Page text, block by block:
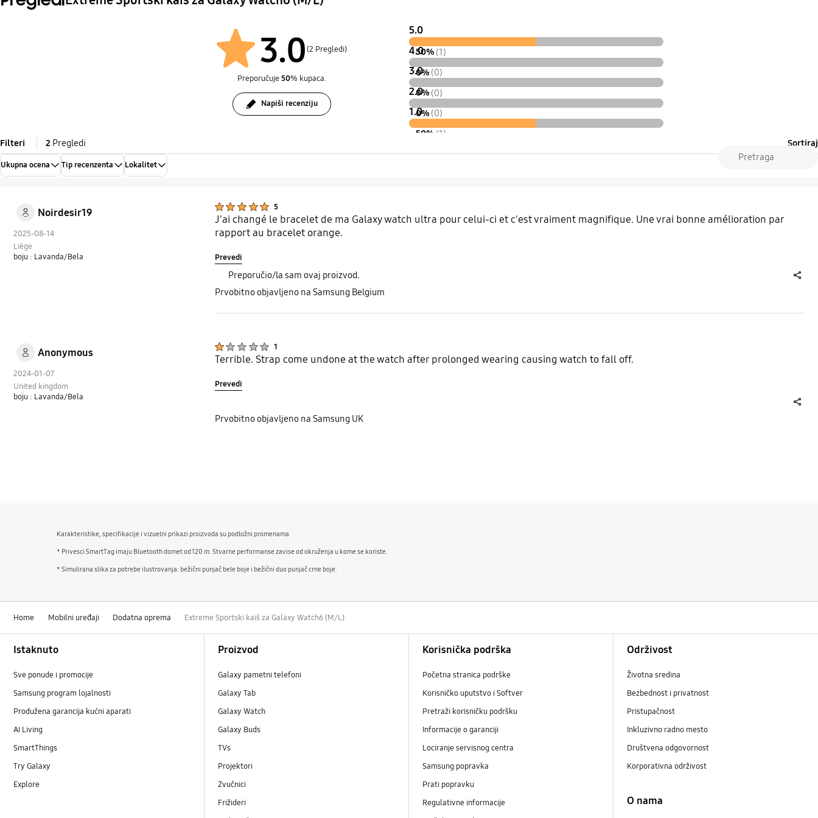
3.0(2 Pregledi)
Preporučuje50% kupaca.
Napiši recenziju
5.0
50% (1)
4.0
0% (0)
3.0
0% (0)
2.0
0% (0)
1.0
50% (1)
Filteri
2 Pregledi Sortiraj
Ukupna ocena Tip recenzenta Lokalitet
Noirdesir19
2025-08-14
Liège
boju : Lavanda/Bela
5
J'ai changé le bracelet de ma Galaxy watch ultra pour celui-ci et c'est vraiment magnifique. Une vrai bonne amélioration par
rapport au bracelet orange.
Prevedi
Preporučio/la sam ovaj proizvod.
Prvobitno objavljeno na Samsung Belgium
Anonymous
2024-01-07
United kingdom
boju : Lavanda/Bela
1
Terrible. Strap come undone at the watch after prolonged wearing causing watch to fall off.
Prevedi
Prvobitno objavljeno na Samsung UK
Karakteristike, specifikacije i vizuelni prikazi proizvoda su podložni promenama.
* Privesci SmartTag imaju Bluetooth domet od 120 m. Stvarne performanse zavise od okruženja u kome se koriste.
* Simulirana slika za potrebe ilustrovanja: bežični punjač bele boje i bežični duo punjač crne boje.
Home Mobilni uređaji Dodatna oprema Extreme Sportski kaiš za Galaxy Watch6 (M/L)
Istaknuto
Sve ponude i promocije
Samsung program lojalnosti
Produžena garancija kućni aparati
AI Living
SmartThings
Try Galaxy
Explore
Proizvod
Galaxy pametni telefoni
Galaxy Tab
Galaxy Watch
Galaxy Buds
TVs
Projektori
Zvučnici
Frižideri
Korisnička podrška
Početna stranica podrške
Korisničko uputstvo i Softver
Pretraži korisničku podršku
Informacije o garanciji
Lociranje servisnog centra
Samsung popravka
Prati popravku
Regulativne informacije
Održivost
Životna sredina
Bezbednost i privatnost
Pristupačnost
Inkluzivno radno mesto
Društvena odgovornost
Korporativna održivost
O nama